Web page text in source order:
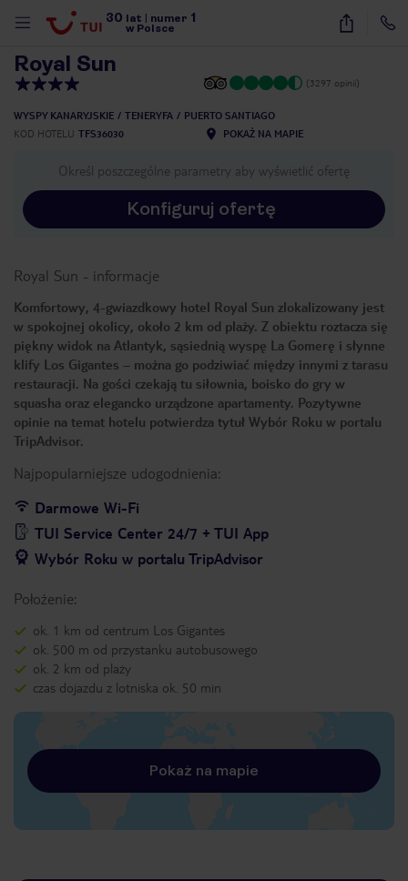
30 lat numer 1
w Polsce
23
Royal Sun
(3297 opinii)
WYSPY KANARYJSKIE TENERYFA
PUERTO SANTIAGO
KOD HOTELU TFS36030 POKAŻ NA MAPIE
Określ poszczególne parametry aby wyświetlić ofertę
Konfiguruj ofertę
Royal Sun - informacje
Komfortowy, 4-gwiazdkowy hotel Royal Sun zlokalizowany jest
w spokojnej okolicy, około 2 km od plaży. Z obiektu roztacza się
piękny widok na Atlantyk, sąsiednią wyspę La Gomerę i słynne
klify Los Gigantes – można go podziwiać między innymi z tarasu
restauracji. Na gości czekają tu siłownia, boisko do gry w
squasha oraz elegancko urządzone apartamenty. Pozytywne
opinie na temat hotelu potwierdza tytuł Wybór Roku w portalu
TripAdvisor.
Najpopularniejsze udogodnienia:
Darmowe Wi-Fi
TUI Service Center 24/7 + TUI App
Wybór Roku w portalu TripAdvisor
Położenie:
ok. 1 km od centrum Los Gigantes
ok. 500 m od przystanku autobusowego
ok. 2 km od plaży
czas dojazdu z lotniska ok. 50 min
Pokaż na mapie